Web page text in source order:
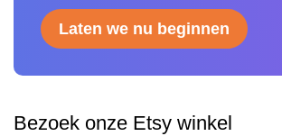
Laten we nu beginnen
Bezoek onze Etsy winkel